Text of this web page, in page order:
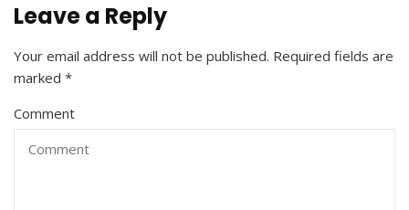
Leave a Reply
Your email address will not be published. Required fields are
marked *
Comment